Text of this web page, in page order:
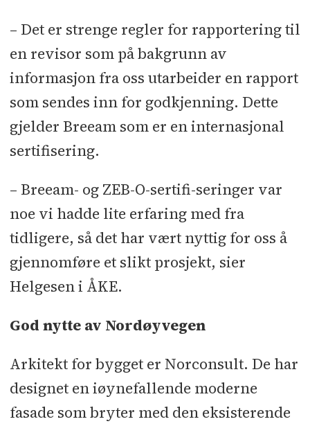
– Det er strenge regler for rapportering til
en revisor som på bakgrunn av
informasjon fra oss utarbeider en rapport
som sendes inn for godkjenning. Dette
gjelder Breeam som er en internasjonal
sertifisering.
– Breeam- og ZEB-O-sertifi-seringer var
noe vi hadde lite erfaring med fra
tidligere, så det har vært nyttig for oss å
gjennomføre et slikt prosjekt, sier
Helgesen i ÅKE.
God nytte av Nordøyvegen
Arkitekt for bygget er Norconsult. De har
designet en iøynefallende moderne
fasade som bryter med den eksisterende